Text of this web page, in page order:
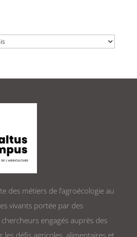
des métiers de l’agroécologie au
vivants portée par des
engagés auprès des